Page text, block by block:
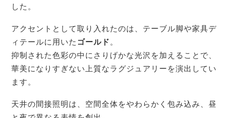
した。
アクセントとして取り入れたのは、テーブル脚や家具デ
ィテールに用いた ゴールド 。
抑制された色彩の中にさりげかな光沢を加えることで、
華美になりすぎない上質なラグジュアリーを演出してい
ます。
天井の間接照明は、空間全体をやわらかく包み込み、昼